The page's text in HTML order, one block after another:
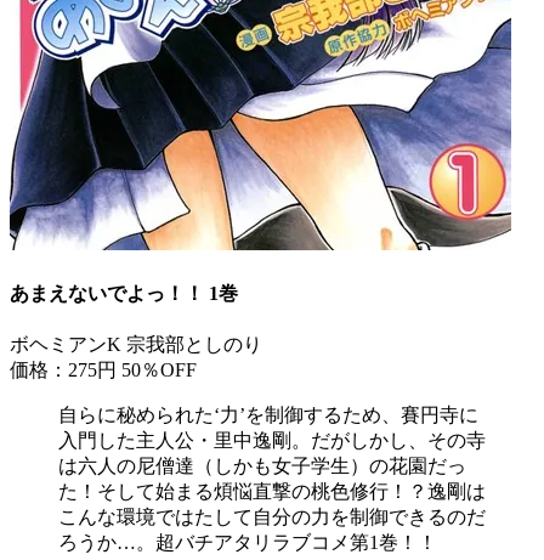
あまえないでよっ！！ 1巻
ボヘミアンK 宗我部としのり
価格：275円 50％OFF
自らに秘められた‘力’を制御するため、賽円寺に
入門した主人公・里中逸剛。だがしかし、その寺
は六人の尼僧達（しかも女子学生）の花園だっ
た！そして始まる煩悩直撃の桃色修行！？逸剛は
こんな環境ではたして自分の力を制御できるのだ
ろうか…。超バチアタリラブコメ第1巻！！